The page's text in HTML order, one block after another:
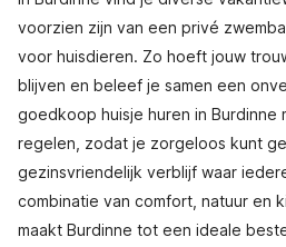
voorzien zijn van een privé
voor huisdieren. Zo hoeft jouw
blijven en beleef je samen een
goedkoop huisje huren in Burdinne
regelen, zodat je zorgeloos kunt
gezinsvriendelijk verblijf waar
combinatie van comfort, natuur en
maakt Burdinne tot een ideale